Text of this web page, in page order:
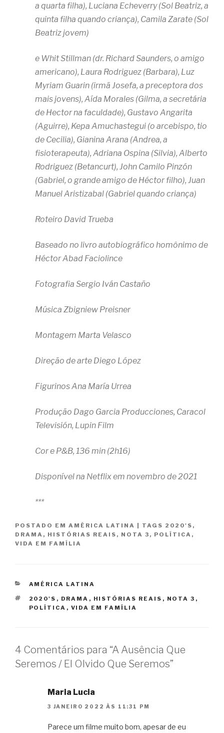
a quarta filha), Luciana Echeverry (Sol Beatriz, a
quinta filha quando criança), Camila Zarate (Sol
Beatriz jovem)
e Whit Stillman (dr. Richard Saunders, o amigo
americano), Laura Rodriguez (Barbara), Luz
Myriam Guarin (irmã Josefa, a preceptora dos
mais jovens), Aída Morales (Gilma, a secretária
de Hector na faculdade), Gustavo Angarita
(Aguirre), Kepa Amuchastegui (o arcebispo, tio
de Cecilia), Gianina Arana (Andrea, a
fisioterapeuta), Adriana Ospina (Silvia), Alberto
Rodriguez (Betancurt), John Camilo Pinzón
(Gabriel, o grande amigo de Héctor filho), Juan
Manuel Aristizabal (Gabriel quando criança)
Roteiro David Trueba
Baseado no livro autobiográfico homônimo de
Héctor Abad Faciolince
Fotografia Sergio Iván Castaño
Música Zbigniew Preisner
Montagem Marta Velasco
Direção de arte Diego López
Figurinos Ana María Urrea
Produção Dago Garcia Producciones, Caracol
Televisión, Lupin Film
Cor e P&B, 136 min (2h16)
Disponível na Netflix em novembro de 2021
***
POSTADO EM AMÉRICA LATINA | TAGS 2020'S ,
DRAMA , HISTÓRIAS REAIS , NOTA 3 , POLÍTICA ,
VIDA EM FAMÍLIA
CATEGORIAS
AMÉRICA LATINA
TAGS
2020'S , DRAMA , HISTÓRIAS REAIS , NOTA 3 ,
POLÍTICA , VIDA EM FAMÍLIA
4 Comentários para “A Ausência Que
Seremos / El Olvido Que Seremos”
Maria Lucia
3 JANEIRO 2022 ÀS 11:31 PM
Parece um filme muito bom, apesar de eu